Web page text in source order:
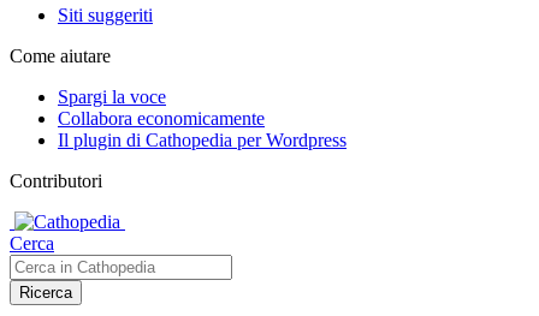
Siti suggeriti
Come aiutare
Spargi la voce
Collabora economicamente
Il plugin di Cathopedia per Wordpress
Contributori
Cerca
Ricerca